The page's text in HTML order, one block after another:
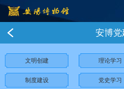
安博党
文明创建 理论学习
制度建设 党史学习